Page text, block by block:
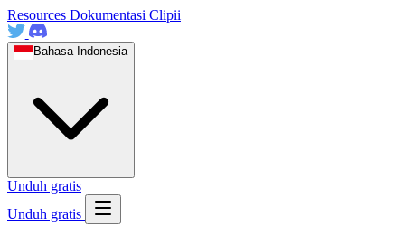
Resources Dokumentasi Clipii
Bahasa Indonesia
Unduh gratis
Unduh gratis